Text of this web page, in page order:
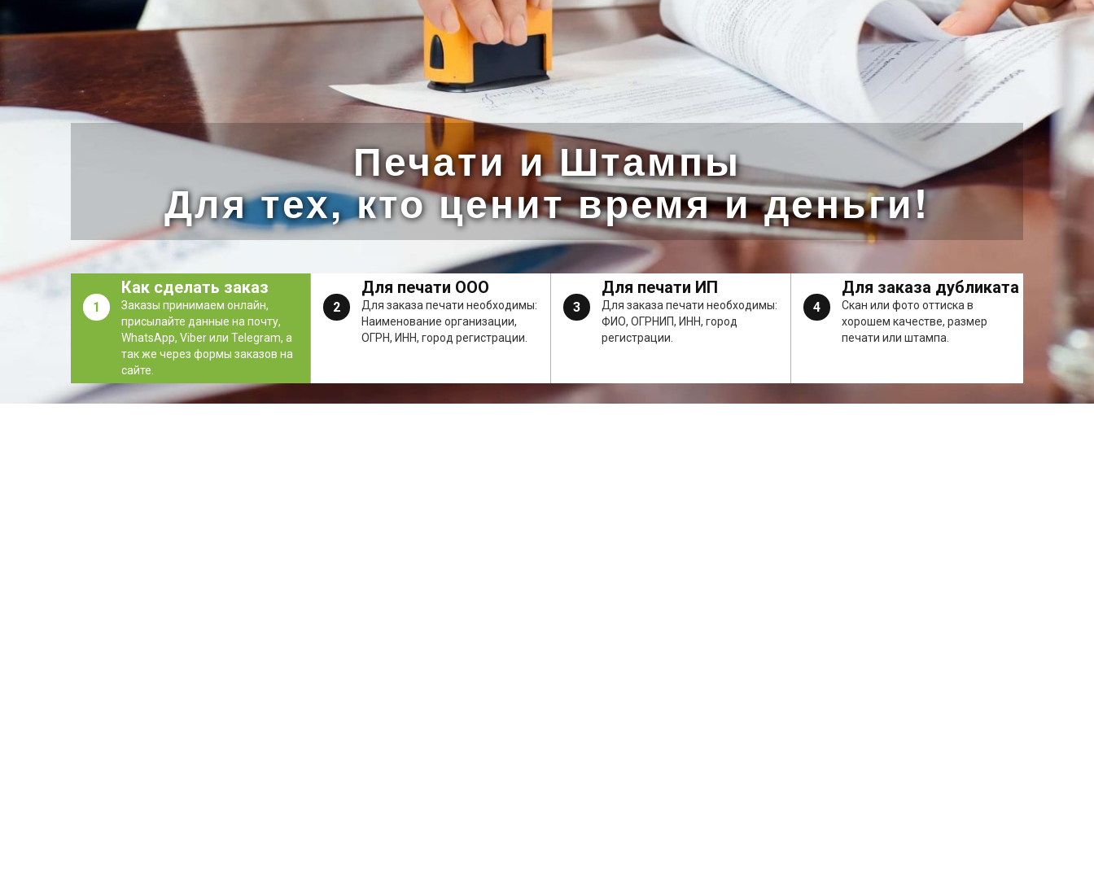
Печати и Штампы
Для тех, кто ценит время и деньги!
1
Как сделать заказ
Заказы принимаем онлайн,
присылайте данные на почту,
WhatsApp, Viber или Telegram, а
так же через формы заказов на
сайте.
2
Для печати ООО
Для заказа печати необходимы:
Наименование организации,
ОГРН, ИНН, город регистрации.
3
Для печати ИП
Для заказа печати необходимы:
ФИО, ОГРНИП, ИНН, город
регистрации.
4
Для заказа дубликата
Скан или фото оттиска в
хорошем качестве, размер
печати или штампа.